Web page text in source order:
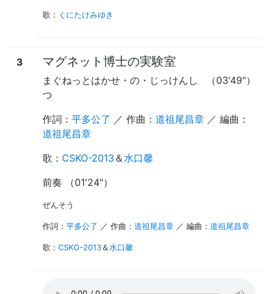
歌 ： くにたけみゆき
3 マグネット博士の実験室
（03'49"）
まぐねっとはかせ・の・じっけんし
つ
作詞： 平多公了 ／ 作曲： 道祖尾昌章 ／ 編曲：
道祖尾昌章
歌 ： CSKO-2013 ＆ 水口馨
前奏 （01'24"）
ぜんそう
作詞： 平多公了 ／ 作曲： 道祖尾昌章 ／ 編曲： 道祖尾昌章
歌 ： CSKO-2013＆水口馨